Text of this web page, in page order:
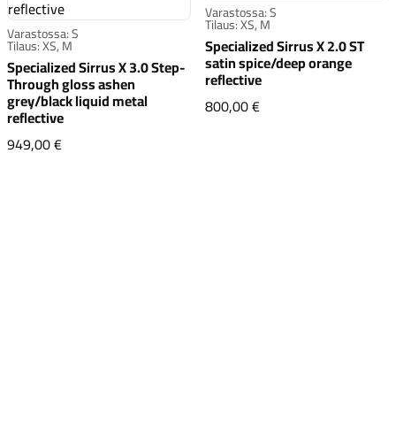
Komponentit
Varastossa: S
Tilaus: XS, M
Specialized Sirrus X 3.0 Step-
Through gloss ashen
grey/black liquid metal
reflective
949,00 €Specialized Sirrus X 3.0 Step-Through gloss ashen
Varastossa: S
Tilaus: XS, M
Specialized Sirrus X 2.0 ST
satin spice/deep orange
reflective
800,00 €Specialized Sirrus X